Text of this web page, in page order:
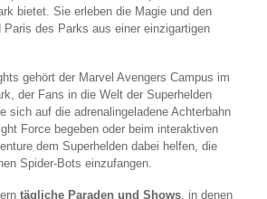
bietet. Sie erleben die Magie und den
Paris des Parks aus einer einzigartigen
gehört der Marvel Avengers Campus im
der Fans in die Welt der Superhelden
sich auf die adrenalingeladene Achterbahn
Force begeben oder beim interaktiven
dem Superhelden dabei helfen, die
Spider-Bots einzufangen.
tägliche Paraden und Shows , in denen